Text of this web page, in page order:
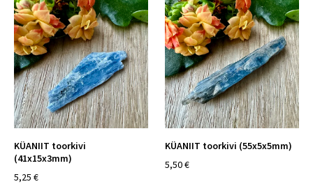
KÜANIIT toorkivi
(41x15x3mm)
5,25 €
KÜANIIT toorkivi (55x5x5mm)
5,50 €